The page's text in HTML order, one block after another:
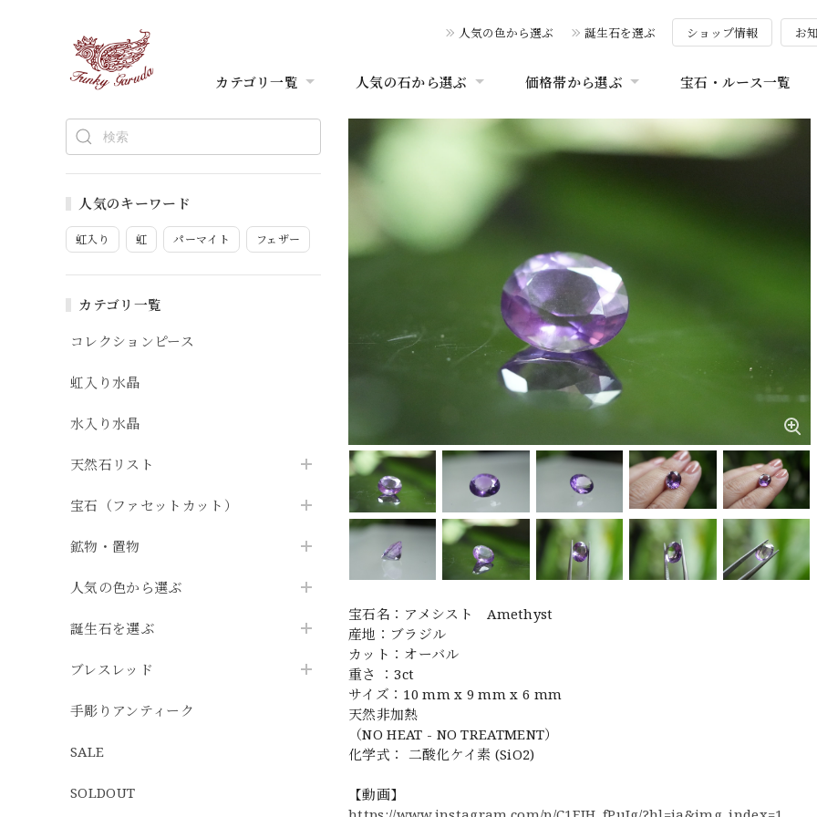
人気の色から選ぶ 誕生石を選ぶ ショップ情報 お
カテゴリ一覧 人気の石から選ぶ 価格帯から選ぶ 宝石・ルース一覧
人気のキーワード
虹入り 虹 パーマイト フェザー
カテゴリ一覧
コレクションピース
虹入り水晶
水入り水晶
天然石リスト
宝石（ファセットカット）
鉱物・置物
人気の色から選ぶ
誕生石を選ぶ
ブレスレッド
手彫りアンティーク
SALE
SOLDOUT
宝石名：アメシスト Amethyst
産地：ブラジル
カット：オーバル
重さ ：3ct
サイズ：10 mm x 9 mm x 6 mm
天然非加熱
（NO HEAT - NO TREATMENT）
化学式： 二酸化ケイ素 (SiO2)
【動画】